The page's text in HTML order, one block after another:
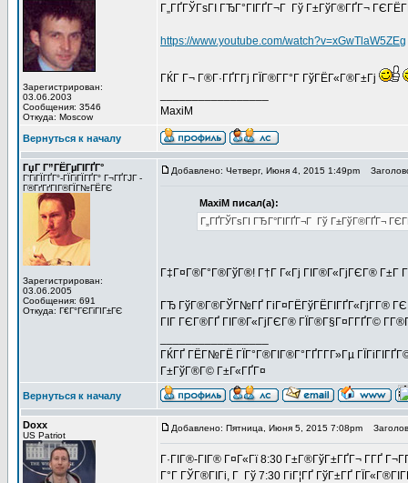
Зарегистрирован:
03.06.2003
Сообщения: 3546
Откуда: Moscow
Г„ГҐГЎГѕГІ ГЂГ°ГІГҐГ¬Г Гў Г±ГўГ®ГҐГ¬
https://www.youtube.com/watch?v=xGwTlaW5ZEg
ГЌГ Г¬ Г®Г·ГҐГ­Гј ГЇГ®Г­Г°Г ГўГЁГ«Г®Г±Гј
MaxiM
Вернуться к началу
ГџГ­ Г”ГЁГµГІГҐГ°
Г‘ГіГЇГҐГ°-ГЇГіГЇГҐГ° Г¬ГҐГЈГ -
Г®ГґГґГІГ®ГЇГ№ГЁГЄ
Зарегистрирован:
03.06.2005
Сообщения: 691
Откуда: Г€Г°ГЄГіГІГ±ГЄ
Добавлено: Четверг, Июня 4, 2015 1:49pm
MaxiM писал(а):
Г„ГҐГЎГѕГІ ГЂГ°ГІГҐГ¬Г Гў Г±ГўГ®ГҐГ¬
Г‡Г¤Г®Г°Г®ГўГ®! Г†Г Г«Гј ГІГ®Г«ГјГЄГ®
ГЂ ГўГ®Г®ГЎГ№ГҐ ГіГ¤ГЁГўГЁГІГҐГ«ГјГ­Г®
ГІГ ГЄГ®ГҐ ГІГ®Г«ГјГЄГ® ГЇГ®Г§Г¤Г­ГҐГ©
ГЌГҐ ГЁГ№ГЁ ГЇГ°Г®ГІГ®Г°ГҐГ­Г­Г»Гµ
Г±ГўГ®Г© Г±Г«ГҐГ¤
Вернуться к началу
Doxx
US Patriot
Добавлено: Пятница, Июня 5, 2015 7:08pm
Г·ГІГ®-ГІГ® Г¤Г«Гї 8:30 Г±Г®ГўГ±ГҐГ¬ Г­ГҐ
Г°Г ГЎГ®ГІГі, Г Гў 7:30 ГіГ¦ГҐ ГўГ±ГҐ